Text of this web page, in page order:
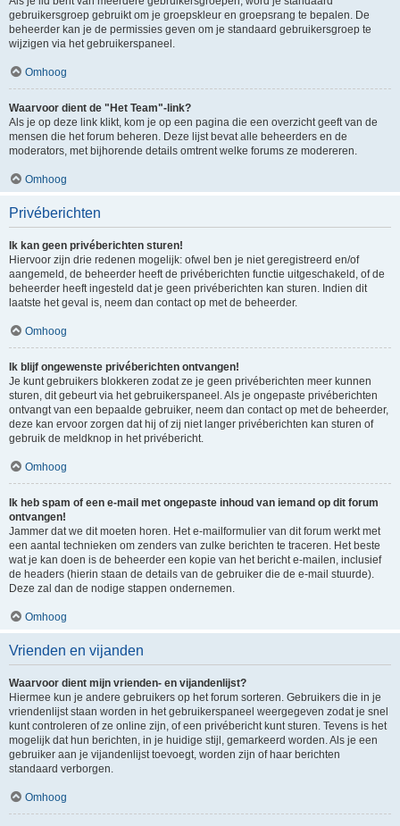
gebruikersgroep gebruikt om je groepskleur en groepsrang te bepalen. De
beheerder kan je de permissies geven om je standaard gebruikersgroep te
wijzigen via het gebruikerspaneel.
Omhoog
Waarvoor dient de "Het Team"-link?
Als je op deze link klikt, kom je op een pagina die een overzicht geeft van de
mensen die het forum beheren. Deze lijst bevat alle beheerders en de
moderators, met bijhorende details omtrent welke forums ze modereren.
Omhoog
Privéberichten
Ik kan geen privéberichten sturen!
Hiervoor zijn drie redenen mogelijk: ofwel ben je niet geregistreerd en/of
aangemeld, de beheerder heeft de privéberichten functie uitgeschakeld, of de
beheerder heeft ingesteld dat je geen privéberichten kan sturen. Indien dit
laatste het geval is, neem dan contact op met de beheerder.
Omhoog
Ik blijf ongewenste privéberichten ontvangen!
Je kunt gebruikers blokkeren zodat ze je geen privéberichten meer kunnen
sturen, dit gebeurt via het gebruikerspaneel. Als je ongepaste privéberichten
ontvangt van een bepaalde gebruiker, neem dan contact op met de beheerder,
deze kan ervoor zorgen dat hij of zij niet langer privéberichten kan sturen of
gebruik de meldknop in het privébericht.
Omhoog
Ik heb spam of een e-mail met ongepaste inhoud van iemand op dit forum
ontvangen!
Jammer dat we dit moeten horen. Het e-mailformulier van dit forum werkt met
een aantal technieken om zenders van zulke berichten te traceren. Het beste
wat je kan doen is de beheerder een kopie van het bericht e-mailen, inclusief
de headers (hierin staan de details van de gebruiker die de e-mail stuurde).
Deze zal dan de nodige stappen ondernemen.
Omhoog
Vrienden en vijanden
Waarvoor dient mijn vrienden- en vijandenlijst?
Hiermee kun je andere gebruikers op het forum sorteren. Gebruikers die in je
vriendenlijst staan worden in het gebruikerspaneel weergegeven zodat je snel
kunt controleren of ze online zijn, of een privébericht kunt sturen. Tevens is het
mogelijk dat hun berichten, in je huidige stijl, gemarkeerd worden. Als je een
gebruiker aan je vijandenlijst toevoegt, worden zijn of haar berichten
standaard verborgen.
Omhoog